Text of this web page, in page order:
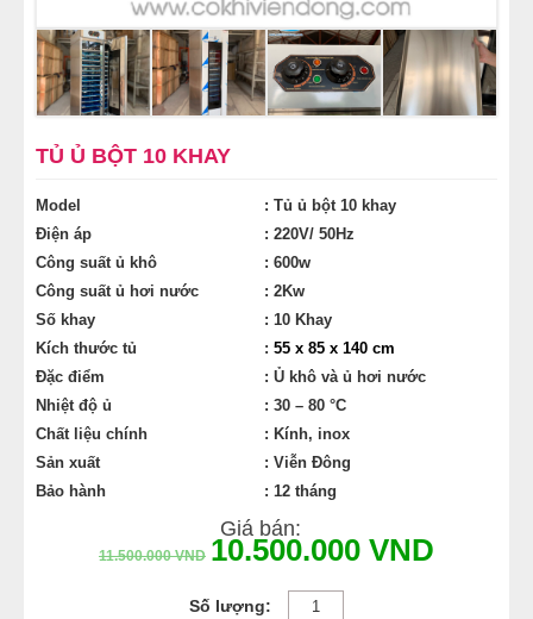
TỦ Ủ BỘT 10 KHAY
Model
: Tủ ủ bột 10 khay
Điện áp
: 220V/ 50Hz
Công suất ủ khô
: 600w
Công suất ủ hơi nước
: 2Kw
Số khay
: 10 Khay
Kích thước tủ
: 55 x 85 x 140 cm
Đặc điểm
: Ủ khô và ủ hơi nước
Nhiệt độ ủ
: 30 – 80 °C
Chất liệu chính
: Kính, inox
Sản xuất
: Viễn Đông
Bảo hành
: 12 tháng
Giá bán:
11.500.000VND 10.500.000 VND
MÁY CÁN BỘT MÌ
MÁY SE BỘT LÀM BÁNH
TỦ Ủ BỘT LÀM BÁNH
TỦ TRƯNG BÀY BÁNH KEM
LINH KIỆN PHỤ KIỆN
MÁY LÀM HÁ CẢO
MÁY LÀM XÍU MẠI
THIẾT BỊ KHÁC